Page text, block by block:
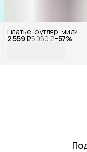
2 559 ₽5 950 ₽−57%
Платье-футляр, миди